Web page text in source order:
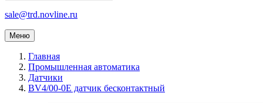
sale@trd.novline.ru
Меню
Главная
Промышленная автоматика
Датчики
BV4/00-0E датчик бесконтактный